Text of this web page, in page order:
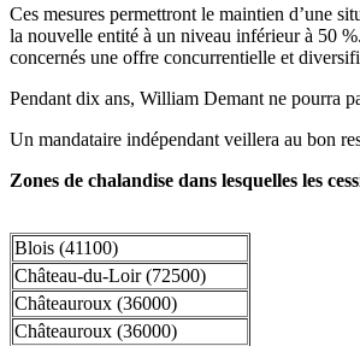
Ces mesures permettront le maintien d’une
la nouvelle entité à un niveau inférieur à 50
concernés une offre concurrentielle et
Pendant dix ans, William Demant ne pourra
Un mandataire indépendant veillera au bon
Zones de chalandise dans lesquelles les
Blois (41100)
Château-du-Loir (72500)
Châteauroux (36000)
Châteauroux (36000)